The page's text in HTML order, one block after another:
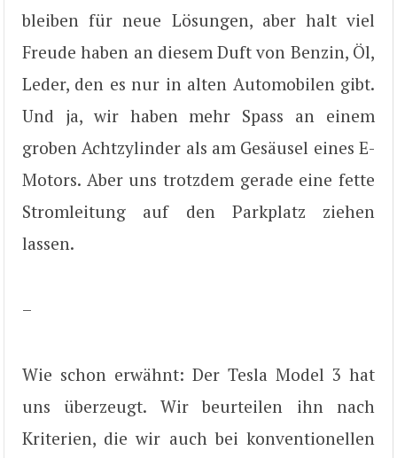
bleiben für neue Lösungen, aber halt viel
Freude haben an diesem Duft von Benzin, Öl,
Leder, den es nur in alten Automobilen gibt.
Und ja, wir haben mehr Spass an einem
groben Achtzylinder als am Gesäusel eines E-
Motors. Aber uns trotzdem gerade eine fette
Stromleitung auf den Parkplatz ziehen
lassen.
–
Wie schon erwähnt: Der Tesla Model 3 hat
uns überzeugt. Wir beurteilen ihn nach
Kriterien, die wir auch bei konventionellen